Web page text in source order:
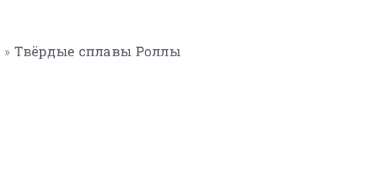
» Твёрдые сплавы Роллы